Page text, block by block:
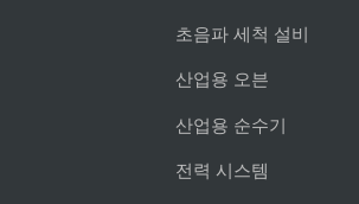
초음파 세척 설비
산업용 오븐
산업용 순수기
전력 시스템